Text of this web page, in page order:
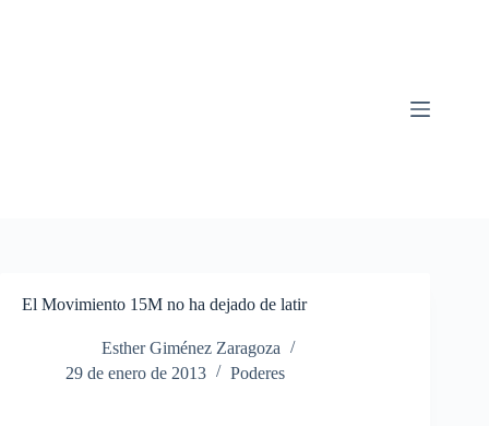
El Movimiento 15M no ha dejado de latir
Esther Giménez Zaragoza
29 de enero de 2013
Poderes